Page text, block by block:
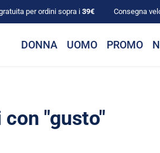
per ordini sopra i 39€ Consegna
DONNA UOMO PROMO
"gusto"